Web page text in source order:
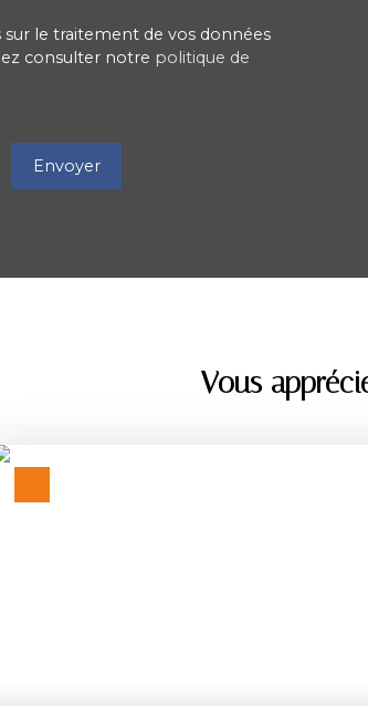
sur le traitement de vos données
consulter notre politique de
Envoyer
Vous